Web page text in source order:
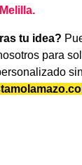
tu idea?
para